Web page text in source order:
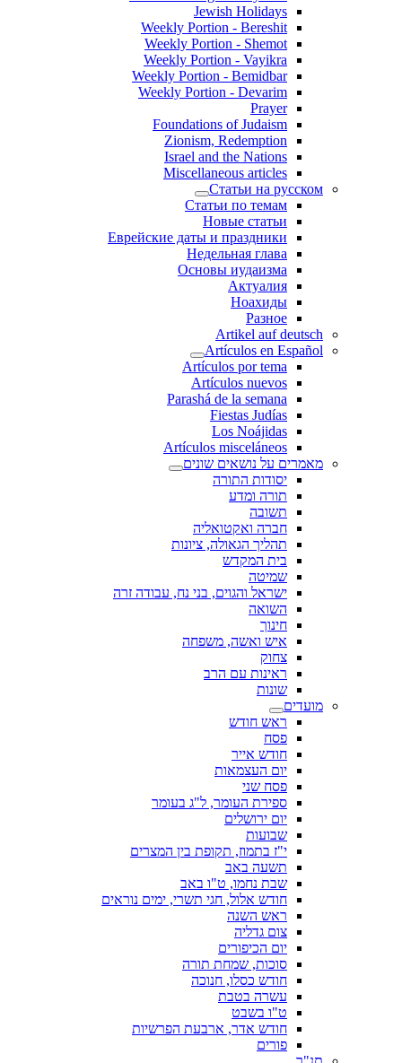
Jewish Holidays
Weekly Portion - Bereshit
Weekly Portion - Shemot
Weekly Portion - Vayikra
Weekly Portion - Bemidbar
Weekly Portion - Devarim
Prayer
Foundations of Judaism
Zionism, Redemption
Israel and the Nations
Miscellaneous articles
Статьи на русском
Статьи по темам
Новые статьи
Еврейские даты и праздники
Недельная глава
Основы иудаизма
Актуалия
Ноахиды
Разное
Artikel auf deutsch
Artículos en Español
Artículos por tema
Artículos nuevos
Parashá de la semana
Fiestas Judías
Los Noájidas
Artículos misceláneos
מאמרים על נושאים שונים
יסודות התורה
תורה ומדע
תשובה
חברה ואקטואליה
תהליך הגאולה, ציונות
בית המקדש
שמיטה
ישראל והגוים, בני נח, עבודה זרה
השואה
חינוך
איש ואשה, משפחה
צחוק
ראינות עם הרב
שונות
מועדים
ראש חודש
פסח
חודש אייר
יום העצמאות
פסח שני
ספירת העומר, ל"ג בעומר
יום ירושלים
שבועות
י"ז בתמוז, תקופת בין המצרים
תשעה באב
שבת נחמו, ט"ו באב
חודש אלול, חגי תשרי, ימים נוראים
ראש השנה
צום גדליה
יום הכיפורים
סוכות, שמחת תורה
חודש כסלו, חנוכה
עשרה בטבת
ט"ו בשבט
חודש אדר, ארבעת הפרשיות
פורים